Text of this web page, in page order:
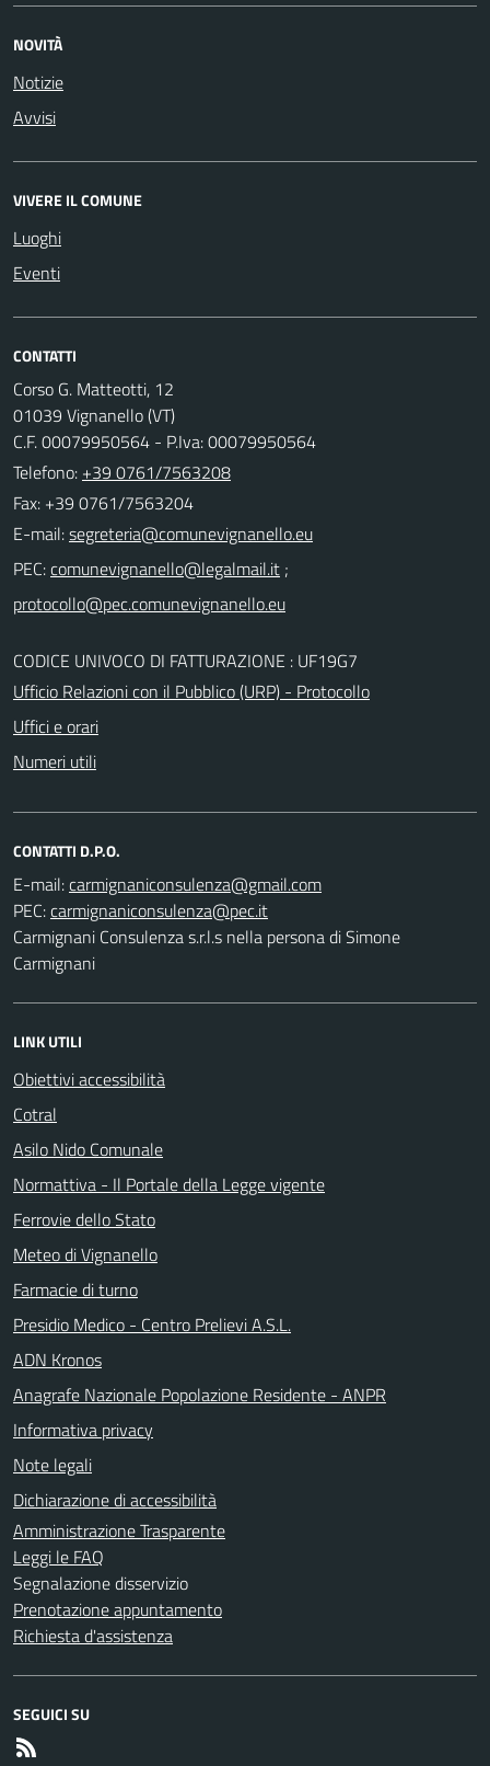
NOVITÀ
Notizie
Avvisi
VIVERE IL COMUNE
Luoghi
Eventi
CONTATTI
Corso G. Matteotti, 12
01039 Vignanello (VT)
C.F. 00079950564 - P.Iva: 00079950564
Telefono: +39 0761/7563208
Fax: +39 0761/7563204
E-mail:
PEC:
;
CODICE UNIVOCO DI FATTURAZIONE : UF19G7
Ufficio Relazioni con il Pubblico (URP) - Protocollo
Uffici e orari
Numeri utili
CONTATTI D.P.O.
E-mail:
PEC:
Carmignani Consulenza s.r.l.s nella persona di Simone
Carmignani
LINK UTILI
Obiettivi accessibilità
Cotral
Asilo Nido Comunale
Normattiva - Il Portale della Legge vigente
Ferrovie dello Stato
Meteo di Vignanello
Farmacie di turno
Presidio Medico - Centro Prelievi A.S.L.
ADN Kronos
Anagrafe Nazionale Popolazione Residente - ANPR
Informativa privacy
Note legali
Dichiarazione di accessibilità
Amministrazione Trasparente
Leggi le FAQ
Segnalazione disservizio
Prenotazione appuntamento
Richiesta d'assistenza
SEGUICI SU